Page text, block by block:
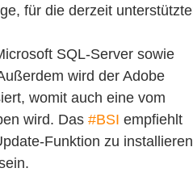
für die derzeit
SQL-Server sowie
wird der Adobe
womit auch eine vom
wird. Das #BSI empfiehlt
Funktion zu